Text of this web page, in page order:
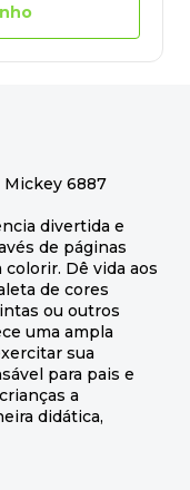
Mickey 6887
divertida e
de páginas
Dê vida aos
de cores
ou outros
uma ampla
sua
para pais e
a
didática,